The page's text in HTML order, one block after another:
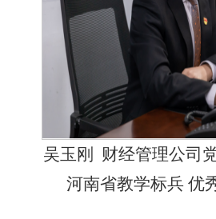
吴玉刚 财经管理公司
河南省教学标兵 优